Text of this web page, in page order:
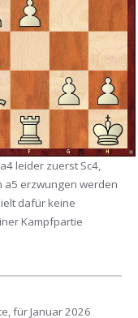
leider zuerst Sc4,
a5 erzwungen werden
dafür keine
Kampfpartie
für Januar 2026